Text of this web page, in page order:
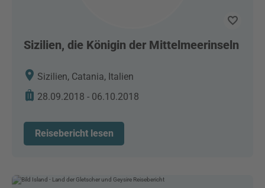
Sizilien, die Königin der Mittelmeerinseln
Sizilien, Catania, Italien
28.09.2018 - 06.10.2018
Reisebericht lesen